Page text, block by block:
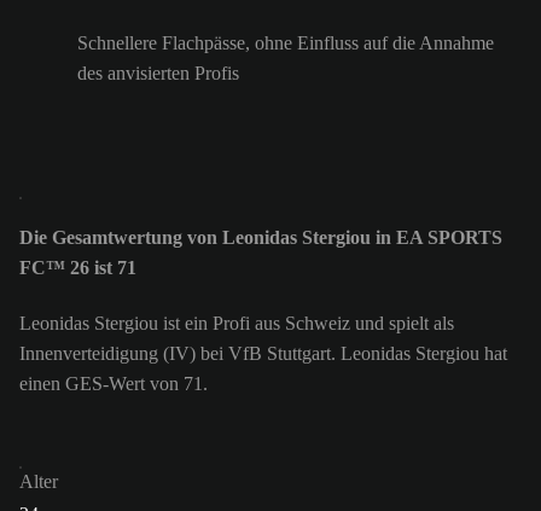
Schnellere Flachpässe, ohne Einfluss auf die Annahme
des anvisierten Profis
Die Gesamtwertung von Leonidas Stergiou in EA SPORTS
FC™ 26 ist 71
Leonidas Stergiou ist ein Profi aus Schweiz und spielt als
Innenverteidigung (IV) bei VfB Stuttgart. Leonidas Stergiou hat
einen GES-Wert von 71.
Alter